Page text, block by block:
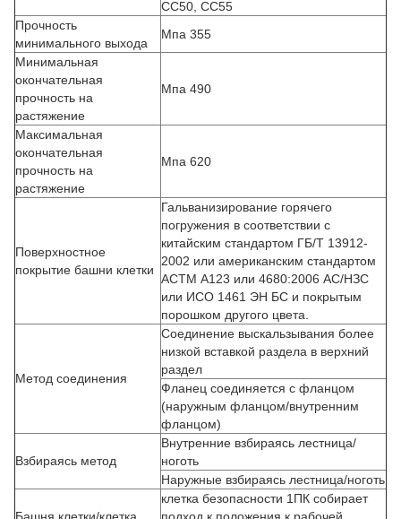
СС50, СС55
Прочность
минимального выхода
Мпа 355
Минимальная
окончательная
прочность на
растяжение
Мпа 490
Максимальная
окончательная
прочность на
растяжение
Мпа 620
Поверхностное
покрытие башни клетки
Гальванизирование горячего
погружения в соответствии с
китайским стандартом ГБ/Т 13912-
2002 или американским стандартом
АСТМ А123 или 4680:2006 АС/НЗС
или ИСО 1461 ЭН БС и покрытым
порошком другого цвета.
Метод соединения
Соединение выскальзывания более
низкой вставкой раздела в верхний
раздел
Фланец соединяется с фланцом
(наружным фланцом/внутренним
фланцом)
Взбираясь метод
Внутренние взбираясь лестница/
ноготь
Наружные взбираясь лестница/ноготь
клетка безопасности 1ПК собирает